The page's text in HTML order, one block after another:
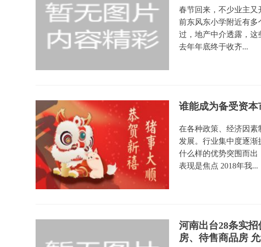
春节回来，不少业主
前东风东小学附近有
过，地产中介透露，这
去年年底终于收齐...
谁能成为备受资本
在各种政策、经济因
发展。行业集中度逐
什么样的优势突围而出
表现是焦点 2018年我...
河南出台28条实
房、待售商品房